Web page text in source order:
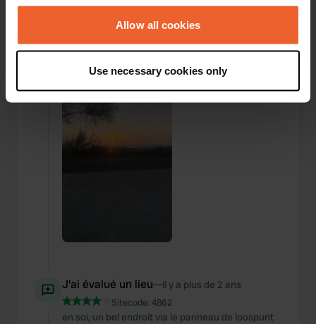
any time from the Cookie Declaration or by clicking on
the Privacy trigger icon.
Collect information about your geographical location
which can be accurate to within several meters
Find out more about how your personal data is processed
provided to them or that they’ve collected from your use
of their services.
Allow all cookies
Use necessary cookies only
Ajout d'une photo à un
emplacement
—ans
J'ai évalué un lieu—il y a plus de 2 ans
Sitecode: 4862
en soi, un bel endroit via le panneau de loospunt